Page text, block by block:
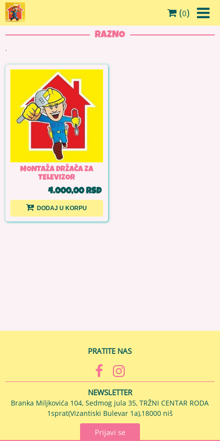
(0)
RAZNO
.
MONTAŽA DRŽAČA ZA
TELEVIZOR
4.000,00 RSD
DODAJ U KORPU
PRATITE NAS
NEWSLETTER
Branka Miljkovića 104, Sedmog jula 35, TRŽNI CENTAR RODA
1sprat(Vizantiski Bulevar 1a),18000 niš
Prijavi se